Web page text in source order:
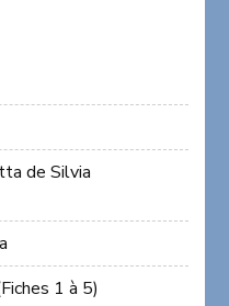
de Silvia
1 à 5)